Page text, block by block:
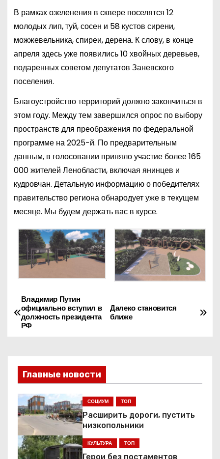
В рамках озеленения в сквере поселятся 12
молодых лип, туй, сосен и 58 кустов сирени,
можжевельника, спиреи, дерена. К слову, в конце
апреля здесь уже появились 10 хвойных деревьев,
подаренных советом депутатов Заневского
поселения.
Благоустройство территорий должно закончиться в
этом году. Между тем завершился опрос по выбору
пространств для преображения по федеральной
программе на 2025-й. По предварительным
данным, в голосовании приняло участие более 165
000 жителей Ленобласти, включая янинцев и
кудровчан. Детальную информацию о победителях
правительство региона обнародует уже в текущем
месяце. Мы будем держать вас в курсе.
Н
а
и
г
а
ц
и
Далеко становится
ближе
Владимир Путин
официально вступил в
должность президента
РФ
Главные новости
СОЦИУМ ТОП
Расширить дороги, пустить
низкопольники
КУЛЬТУРА ТОП
Герои без постаментов